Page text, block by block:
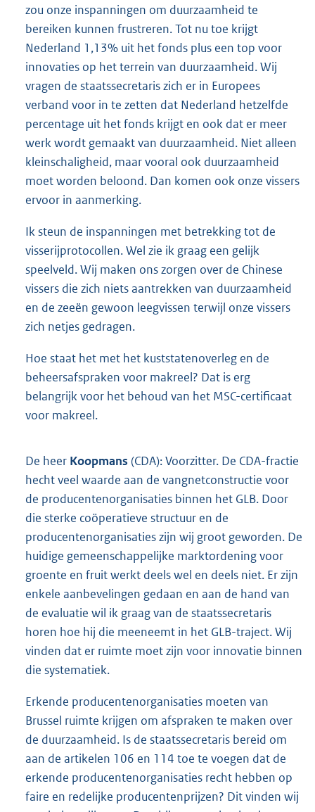
zou onze inspanningen om duurzaamheid te
bereiken kunnen frustreren. Tot nu toe krijgt
Nederland 1,13% uit het fonds plus een top voor
innovaties op het terrein van duurzaamheid. Wij
vragen de staatssecretaris zich er in Europees
verband voor in te zetten dat Nederland hetzelfde
percentage uit het fonds krijgt en ook dat er meer
werk wordt gemaakt van duurzaamheid. Niet alleen
kleinschaligheid, maar vooral ook duurzaamheid
moet worden beloond. Dan komen ook onze vissers
ervoor in aanmerking.
Ik steun de inspanningen met betrekking tot de
visserijprotocollen. Wel zie ik graag een gelijk
speelveld. Wij maken ons zorgen over de Chinese
vissers die zich niets aantrekken van duurzaamheid
en de zeeën gewoon leegvissen terwijl onze vissers
zich netjes gedragen.
Hoe staat het met het kuststatenoverleg en de
beheersafspraken voor makreel? Dat is erg
belangrijk voor het behoud van het MSC-certificaat
voor makreel.
De heer Koopmans (CDA): Voorzitter. De CDA-fractie
hecht veel waarde aan de vangnetconstructie voor
de producentenorganisaties binnen het GLB. Door
die sterke coöperatieve structuur en de
producentenorganisaties zijn wij groot geworden. De
huidige gemeenschappelijke marktordening voor
groente en fruit werkt deels wel en deels niet. Er zijn
enkele aanbevelingen gedaan en aan de hand van
de evaluatie wil ik graag van de staatssecretaris
horen hoe hij die meeneemt in het GLB-traject. Wij
vinden dat er ruimte moet zijn voor innovatie binnen
die systematiek.
Erkende producentenorganisaties moeten van
Brussel ruimte krijgen om afspraken te maken over
de duurzaamheid. Is de staatssecretaris bereid om
aan de artikelen 106 en 114 toe te voegen dat de
erkende producentenorganisaties recht hebben op
faire en redelijke producentenprijzen? Dit vinden wij